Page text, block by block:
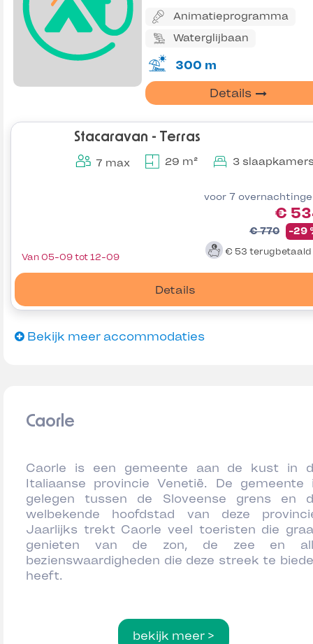
Animatieprogramma
Waterglijbaan
300 m
Details
Stacaravan - Terras
7 max 29 m² 3
voor 7
€
€ 770 -29
€ 53 terugbetaald
Details
Van 05-09 tot 12-09
Bekijk meer accommodaties
Caorle
Caorle is een gemeente aan de kust in
Italiaanse provincie Venetië. De gemeente
gelegen tussen de Sloveense grens en
welbekende hoofdstad van deze
Jaarlijks trekt Caorle veel toeristen die
genieten van de zon, de zee en
bezienswaardigheden die deze streek te
heeft.
bekijk meer >